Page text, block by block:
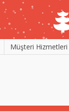
Müşteri Hizmetleri